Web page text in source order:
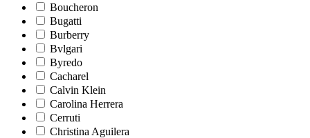
Boucheron
Bugatti
Burberry
Bvlgari
Byredo
Cacharel
Calvin Klein
Carolina Herrera
Cerruti
Christina Aguilera